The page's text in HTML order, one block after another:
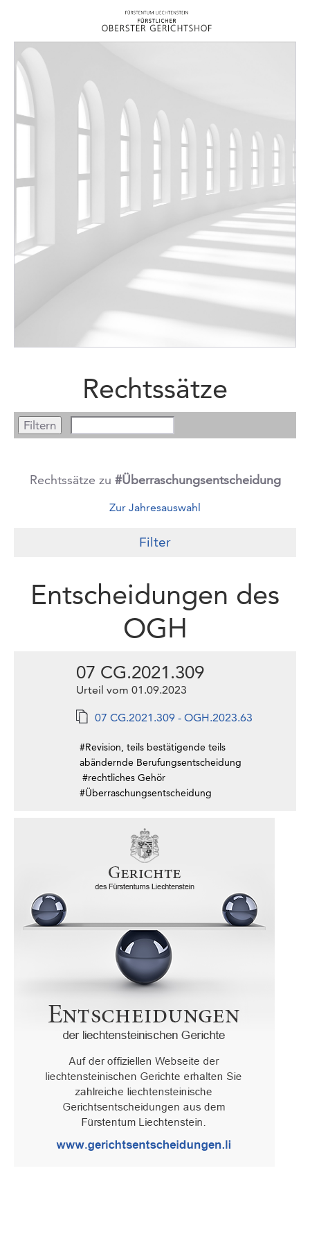
Rechtssätze
Rechtssätze zu #Überraschungsentscheidung
Zur Jahresauswahl
Filter
Entscheidungen des
OGH
07 CG.2021.309
Urteil vom 01.09.2023
07 CG.2021.309 - OGH.2023.63
#Revision, teils bestätigende teils
abändernde Berufungsentscheidung
#rechtliches Gehör
#Überraschungsentscheidung